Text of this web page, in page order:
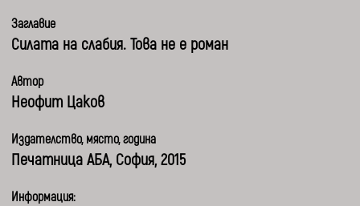
Заглавие
Силата на слабия. Това не е роман
Автор
Неофит Цаков
Издателство, място, година
Печатница АБА, София, 2015
Информация: